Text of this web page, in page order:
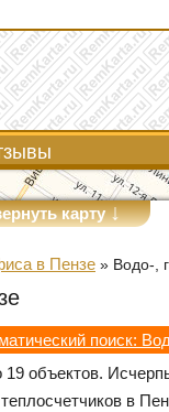
карту↓
в Пензе » Водо-,
поиск:
19 объектов.
в